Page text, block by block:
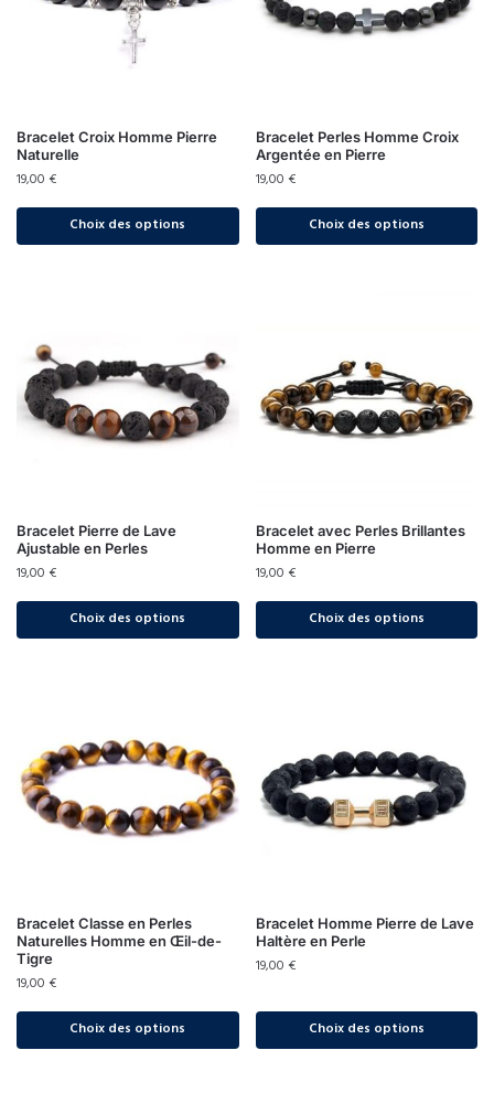
Bracelet Croix Homme Pierre
Naturelle
19,00 €
Choix des options
Bracelet Perles Homme Croix
Argentée en Pierre
19,00 €
Choix des options
Bracelet Pierre de Lave
Ajustable en Perles
19,00 €
Choix des options
Bracelet avec Perles Brillantes
Homme en Pierre
19,00 €
Choix des options
Bracelet Classe en Perles
Naturelles Homme en Œil-de-
Tigre
19,00 €
Choix des options
Bracelet Homme Pierre de Lave
Haltère en Perle
19,00 €
Choix des options